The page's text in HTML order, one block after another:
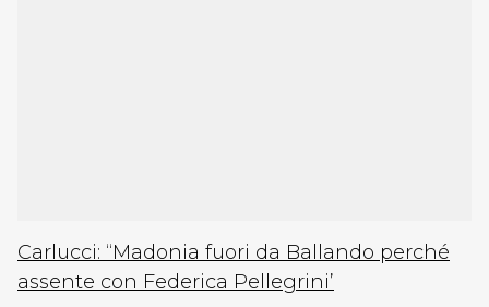
Carlucci: “Madonia fuori da Ballando perché
assente con Federica Pellegrini’